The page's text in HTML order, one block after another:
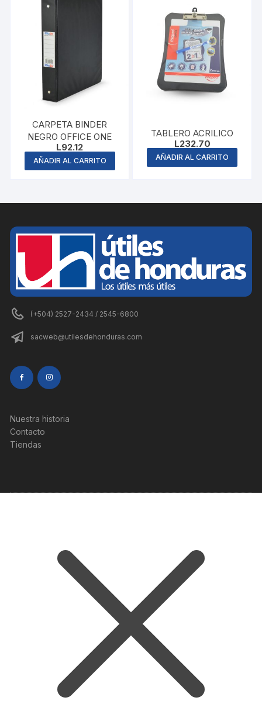
CARPETA BINDER
NEGRO OFFICE ONE
L92.12
AÑADIR AL CARRITO
TABLERO ACRILICO
L232.70
AÑADIR AL CARRITO
(+504) 2527-2434 / 2545-6800
sacweb@utilesdehonduras.com
Nuestra historia
Contacto
Tiendas